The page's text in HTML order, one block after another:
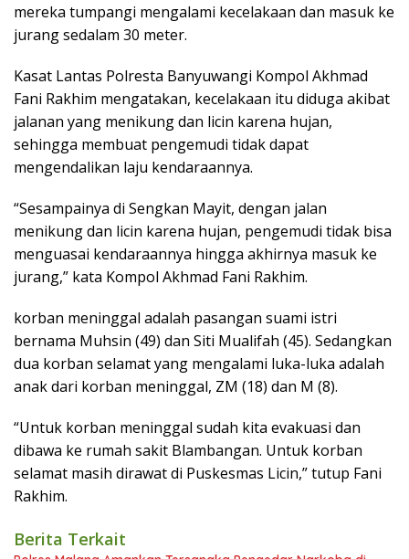
mereka tumpangi mengalami kecelakaan dan masuk ke
jurang sedalam 30 meter.
Kasat Lantas Polresta Banyuwangi Kompol Akhmad
Fani Rakhim mengatakan, kecelakaan itu diduga akibat
jalanan yang menikung dan licin karena hujan,
sehingga membuat pengemudi tidak dapat
mengendalikan laju kendaraannya.
“Sesampainya di Sengkan Mayit, dengan jalan
menikung dan licin karena hujan, pengemudi tidak bisa
menguasai kendaraannya hingga akhirnya masuk ke
jurang,” kata Kompol Akhmad Fani Rakhim.
korban meninggal adalah pasangan suami istri
bernama Muhsin (49) dan Siti Mualifah (45). Sedangkan
dua korban selamat yang mengalami luka-luka adalah
anak dari korban meninggal, ZM (18) dan M (8).
“Untuk korban meninggal sudah kita evakuasi dan
dibawa ke rumah sakit Blambangan. Untuk korban
selamat masih dirawat di Puskesmas Licin,” tutup Fani
Rakhim.
Berita Terkait